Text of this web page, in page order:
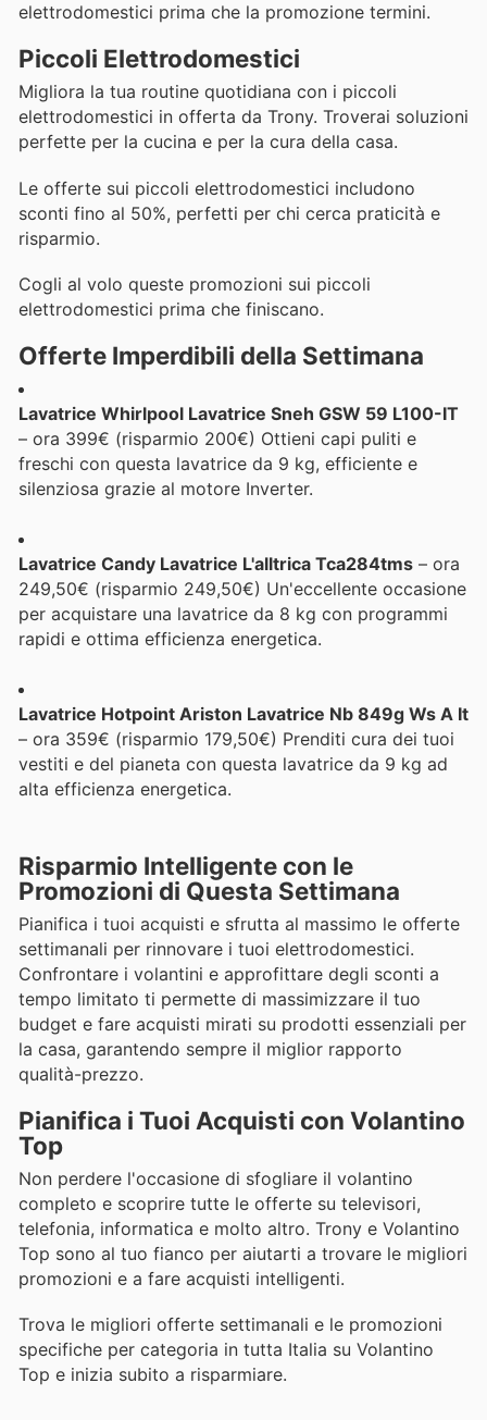
elettrodomestici prima che la promozione termini.
Piccoli Elettrodomestici
Migliora la tua routine quotidiana con i piccoli
elettrodomestici in offerta da Trony. Troverai soluzioni
perfette per la cucina e per la cura della casa.
Le offerte sui piccoli elettrodomestici includono
sconti fino al 50%, perfetti per chi cerca praticità e
risparmio.
Cogli al volo queste promozioni sui piccoli
elettrodomestici prima che finiscano.
Offerte Imperdibili della Settimana
Lavatrice Whirlpool Lavatrice Sneh GSW 59 L100-IT
– ora 399€ (risparmio 200€) Ottieni capi puliti e
freschi con questa lavatrice da 9 kg, efficiente e
silenziosa grazie al motore Inverter.
Lavatrice Candy Lavatrice L'alltrica Tca284tms – ora
249,50€ (risparmio 249,50€) Un'eccellente occasione
per acquistare una lavatrice da 8 kg con programmi
rapidi e ottima efficienza energetica.
Lavatrice Hotpoint Ariston Lavatrice Nb 849g Ws A It
– ora 359€ (risparmio 179,50€) Prenditi cura dei tuoi
vestiti e del pianeta con questa lavatrice da 9 kg ad
alta efficienza energetica.
Risparmio Intelligente con le
Promozioni di Questa Settimana
Pianifica i tuoi acquisti e sfrutta al massimo le offerte
settimanali per rinnovare i tuoi elettrodomestici.
Confrontare i volantini e approfittare degli sconti a
tempo limitato ti permette di massimizzare il tuo
budget e fare acquisti mirati su prodotti essenziali per
la casa, garantendo sempre il miglior rapporto
qualità-prezzo.
Pianifica i Tuoi Acquisti con Volantino
Top
Non perdere l'occasione di sfogliare il volantino
completo e scoprire tutte le offerte su televisori,
telefonia, informatica e molto altro. Trony e Volantino
Top sono al tuo fianco per aiutarti a trovare le migliori
promozioni e a fare acquisti intelligenti.
Trova le migliori offerte settimanali e le promozioni
specifiche per categoria in tutta Italia su Volantino
Top e inizia subito a risparmiare.